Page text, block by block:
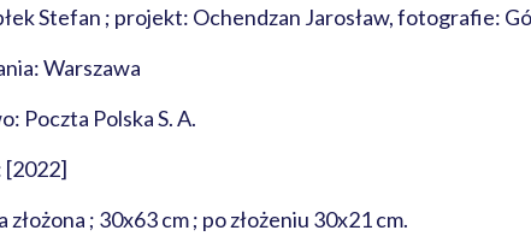
Stefan ; projekt: Ochendzan Jarosław, fotografie:
Warszawa
Poczta Polska S. A.
[2022]
złożona ; 30x63 cm ; po złożeniu 30x21 cm.